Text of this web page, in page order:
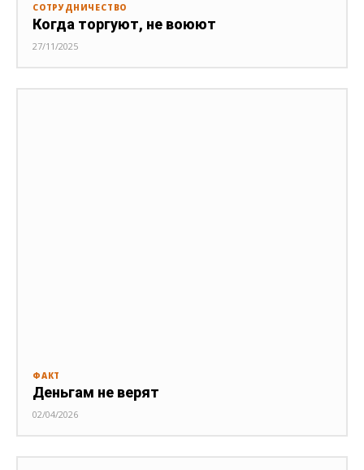
СОТРУДНИЧЕСТВО
Когда торгуют, не воюют
27/11/2025
ФАКТ
Деньгам не верят
02/04/2026